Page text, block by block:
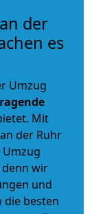
der
es
Umzug
Mit
der Ruhr
Umzug
wir
und
die besten